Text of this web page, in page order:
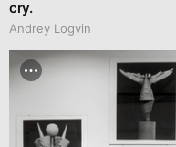
cry.
Andrey Logvin